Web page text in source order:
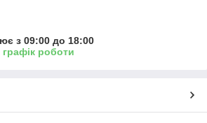
з 09:00 до 18:00
роботи